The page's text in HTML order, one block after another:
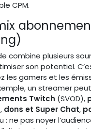
CPM.
combine plusieurs
son potentiel.
les gamers et les
un streamer
Twitch (SVOD),
dons et Super Chat,
: ne pas noyer